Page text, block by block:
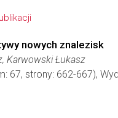
nowych znalezisk
Karwowski Łukasz
67, strony: 662-667),